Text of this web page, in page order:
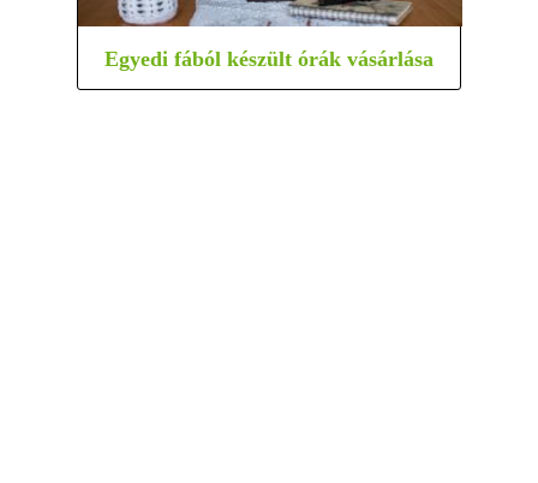
Egyedi fából készült órák vásárlása